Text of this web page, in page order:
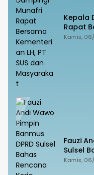
Kepala
Rapat
dan
Kamis,
Fauzi
Sulsel
2027
Kamis,